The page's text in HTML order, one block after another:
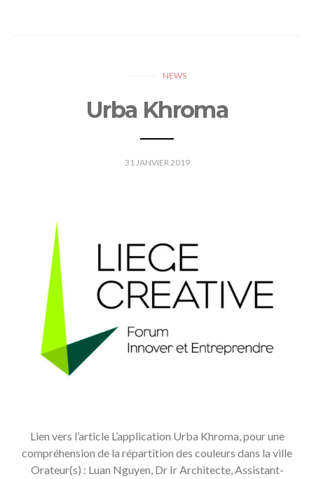
NEWS
Urba Khroma
31 JANVIER 2019
Lien vers l’article L’application Urba Khroma, pour une
compréhension de la répartition des couleurs dans la ville
Orateur(s) : Luan Nguyen, Dr Ir Architecte, Assistant-